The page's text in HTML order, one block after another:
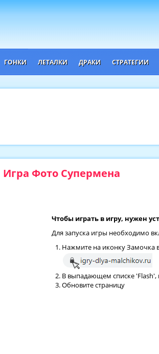
ГОНКИ ЛЕТАЛКИ ДРАКИ СТРАТЕГИИ
Игра Фото Супермена
Чтобы играть в игру, нужен
Для запуска игры необходимо
Нажмите на иконку Замочка
В выпадающем списке
Обновите страницу